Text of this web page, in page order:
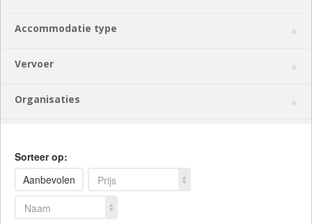
Accommodatie type
Vervoer
Organisaties
Sorteer op:
Aanbevolen
Prijs
Naam